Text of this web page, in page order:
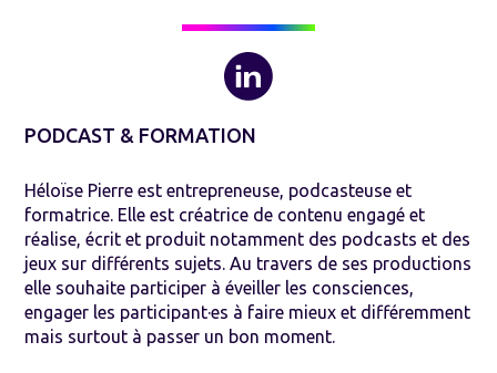
PODCAST & FORMATION
Héloïse Pierre est entrepreneuse, podcasteuse et
formatrice. Elle est créatrice de contenu engagé et
réalise, écrit et produit notamment des podcasts et des
jeux sur différents sujets. Au travers de ses productions
elle souhaite participer à éveiller les consciences,
engager les participant·es à faire mieux et différemment
mais surtout à passer un bon moment.